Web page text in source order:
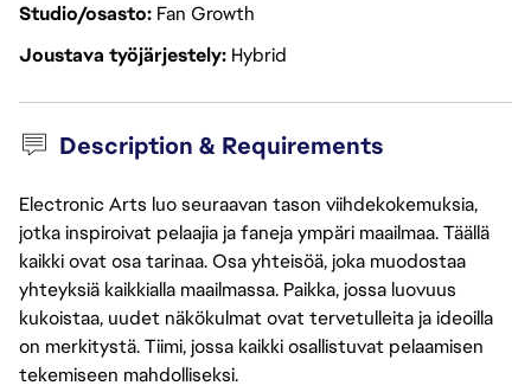
Studio/osasto Fan Growth
Joustava työjärjestely Hybrid
Description & Requirements
Electronic Arts luo seuraavan tason viihdekokemuksia,
jotka inspiroivat pelaajia ja faneja ympäri maailmaa. Täällä
kaikki ovat osa tarinaa. Osa yhteisöä, joka muodostaa
yhteyksiä kaikkialla maailmassa. Paikka, jossa luovuus
kukoistaa, uudet näkökulmat ovat tervetulleita ja ideoilla
on merkitystä. Tiimi, jossa kaikki osallistuvat pelaamisen
tekemiseen mahdolliseksi.